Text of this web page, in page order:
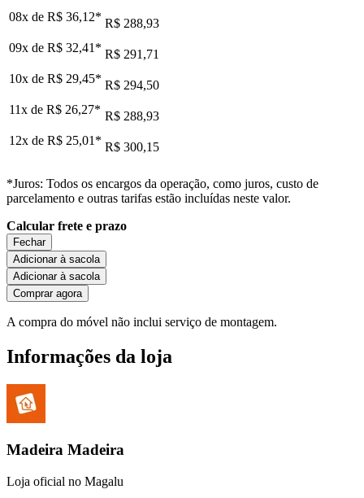
08x de R$ 36,12* R$ 288,93
09x de R$ 32,41 * R$ 291,71
10x de R$ 29,45* R$ 294,50
11x de R$ 26,27* R$ 288,93
12x de R$ 25,01 * R$ 300,15
*Juros: Todos os encargos da operação, como juros, custo de
parcelamento e outras tarifas estão incluídas neste valor.
Calcular frete e prazo
Fechar
Adicionar à sacola
Adicionar à sacola
Comprar agora
A compra do móvel não inclui serviço de montagem.
Informações da loja
Madeira Madeira
Loja oficial no Magalu